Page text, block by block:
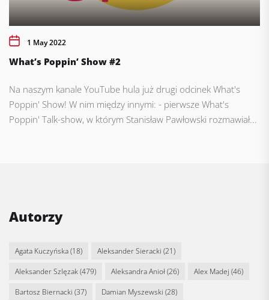
1 May 2022
What’s Poppin’ Show #2
Na naszym kanale YouTube hula już drugi odcinek What's
Poppin' Show! W nim między innymi: - pierwsze What's
Poppin' Talk-show, w którym Stanisław Pawłowski rozmawiał...
Autorzy
Agata Kuczyńska(18) Aleksander Sieracki (21)
Aleksander Szlęzak(479) Aleksandra Anioł(26) Alex Madej (46)
Bartosz Biernacki (37) Damian Myszewski (28)